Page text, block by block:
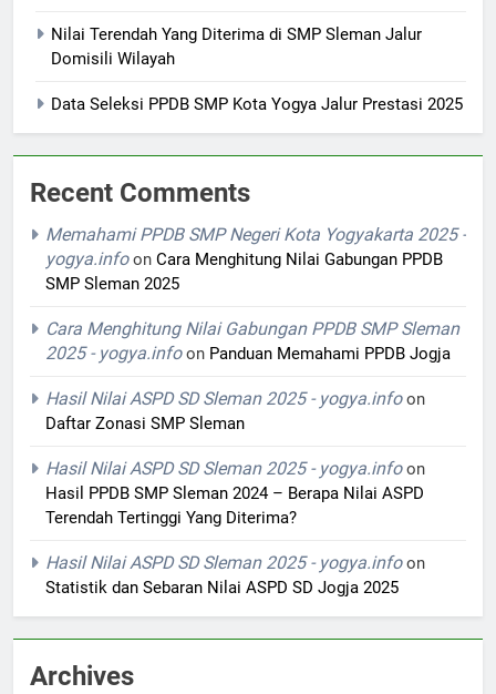
Nilai Terendah Yang Diterima di SMP Sleman Jalur
Domisili Wilayah
Data Seleksi PPDB SMP Kota Yogya Jalur Prestasi 2025
Recent Comments
Memahami PPDB SMP Negeri Kota Yogyakarta 2025 -
yogya.infoon Cara Menghitung Nilai Gabungan PPDB
SMP Sleman 2025
Cara Menghitung Nilai Gabungan PPDB SMP Sleman
2025 - yogya.infoon Panduan Memahami PPDB Jogja
Hasil Nilai ASPD SD Sleman 2025 - yogya.infoon
Daftar Zonasi SMP Sleman
Hasil Nilai ASPD SD Sleman 2025 - yogya.infoon
Hasil PPDB SMP Sleman 2024 – Berapa Nilai ASPD
Terendah Tertinggi Yang Diterima?
Hasil Nilai ASPD SD Sleman 2025 - yogya.infoon
Statistik dan Sebaran Nilai ASPD SD Jogja 2025
Archives